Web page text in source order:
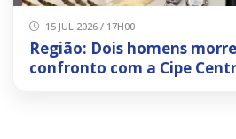
15 JUL 2026 / 17H00
Região: Dois homens
confronto com a Cipe